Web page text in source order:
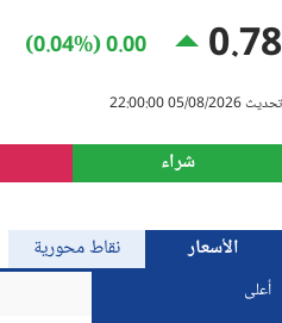
USD/CHF
Bitcoin/USD
0.78
0.00 (0.04%)
شراء
تحديث 05/08/2026 22:00:00
الأسعار
أعلى
نقاط محورية